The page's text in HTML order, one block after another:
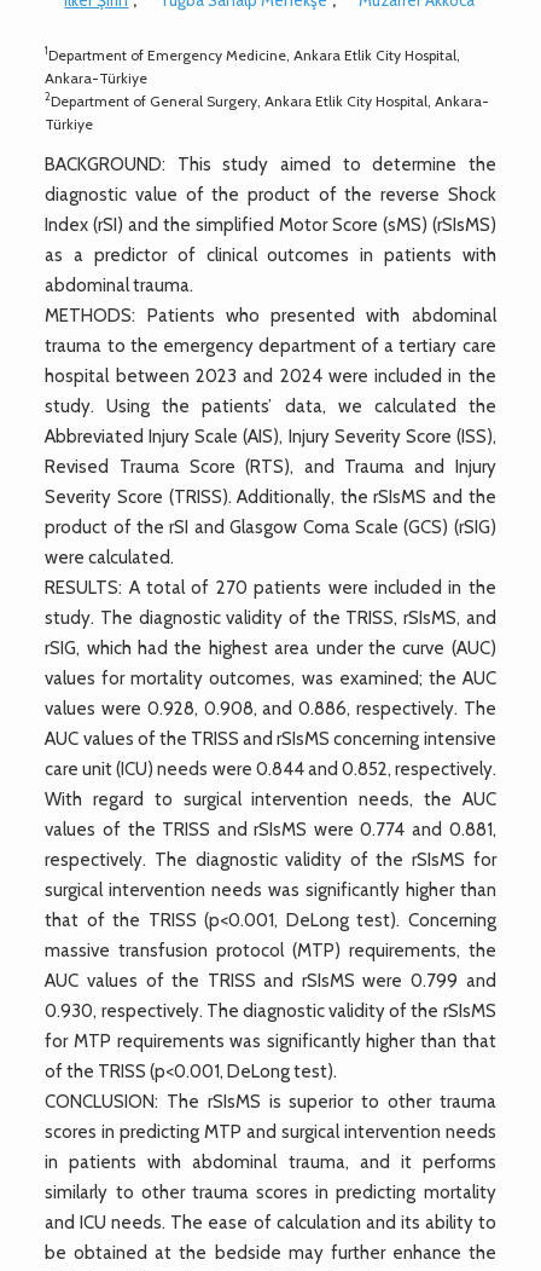
1Department of Emergency Medicine, Ankara Etlik City Hospital,
Ankara-Türkiye
2Department of General Surgery, Ankara Etlik City Hospital, Ankara-
Türkiye
BACKGROUND: This study aimed to determine the
diagnostic value of the product of the reverse Shock
Index (rSI) and the simplified Motor Score (sMS) (rSIsMS)
as a predictor of clinical outcomes in patients with
abdominal trauma.
METHODS: Patients who presented with abdominal
trauma to the emergency department of a tertiary care
hospital between 2023 and 2024 were included in the
study. Using the patients’ data, we calculated the
Abbreviated Injury Scale (AIS), Injury Severity Score (ISS),
Revised Trauma Score (RTS), and Trauma and Injury
Severity Score (TRISS). Additionally, the rSIsMS and the
product of the rSI and Glasgow Coma Scale (GCS) (rSIG)
were calculated.
RESULTS: A total of 270 patients were included in the
study. The diagnostic validity of the TRISS, rSIsMS, and
rSIG, which had the highest area under the curve (AUC)
values for mortality outcomes, was examined; the AUC
values were 0.928, 0.908, and 0.886, respectively. The
AUC values of the TRISS and rSIsMS concerning intensive
care unit (ICU) needs were 0.844 and 0.852, respectively.
With regard to surgical intervention needs, the AUC
values of the TRISS and rSIsMS were 0.774 and 0.881,
respectively. The diagnostic validity of the rSIsMS for
surgical intervention needs was significantly higher than
that of the TRISS (p<0.001, DeLong test). Concerning
massive transfusion protocol (MTP) requirements, the
AUC values of the TRISS and rSIsMS were 0.799 and
0.930, respectively. The diagnostic validity of the rSIsMS
for MTP requirements was significantly higher than that
of the TRISS (p<0.001, DeLong test).
CONCLUSION: The rSIsMS is superior to other trauma
scores in predicting MTP and surgical intervention needs
in patients with abdominal trauma, and it performs
similarly to other trauma scores in predicting mortality
and ICU needs. The ease of calculation and its ability to
be obtained at the bedside may further enhance the